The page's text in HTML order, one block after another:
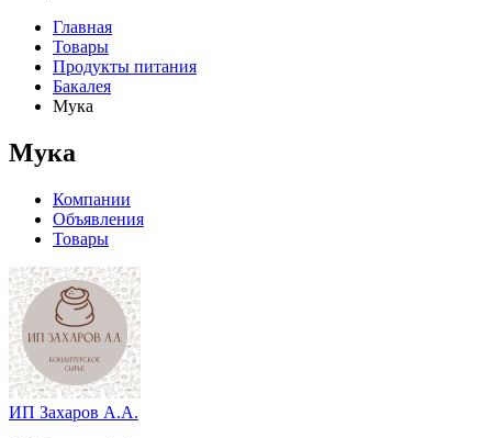
Главная
Товары
Продукты питания
Бакалея
Мука
Мука
Компании
Объявления
Товары
ИП Захаров А.А.